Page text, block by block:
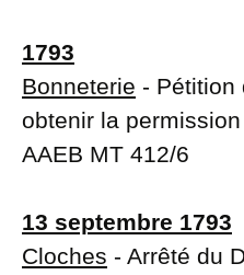
1793
Bonneterie - Pétition
obtenir la
AAEB MT 412/6
13 septembre 1793
Cloches - Arrêté du